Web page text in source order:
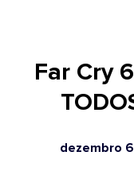
Far Cry
dezembro